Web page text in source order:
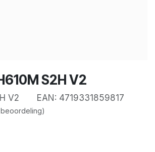
S2H V2
V2 EAN: 4719331859817